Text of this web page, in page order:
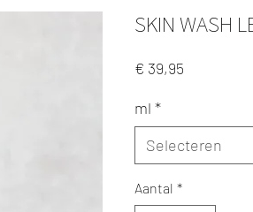
SKIN WASH
€ 39,95
ml *
Selecteren
Aantal *